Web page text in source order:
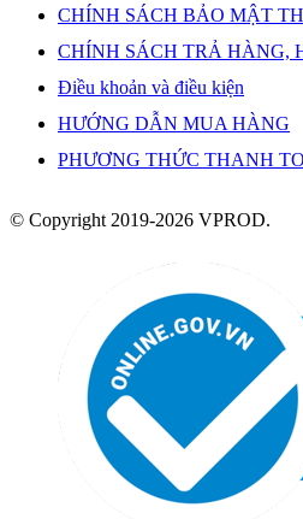
CHÍNH SÁCH BẢO MẬT
CHÍNH SÁCH TRẢ HÀNG,
Điều khoản và điều kiện
HƯỚNG DẪN MUA HÀNG
PHƯƠNG THỨC THANH
© Copyright 2019-2026 VPROD.